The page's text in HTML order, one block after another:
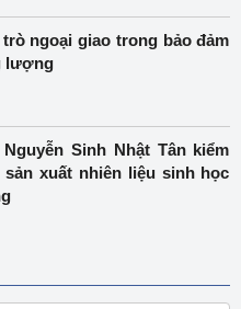
ngoại giao trong bảo đảm
lượng
Sinh Nhật Tân kiểm
xuất nhiên liệu sinh học